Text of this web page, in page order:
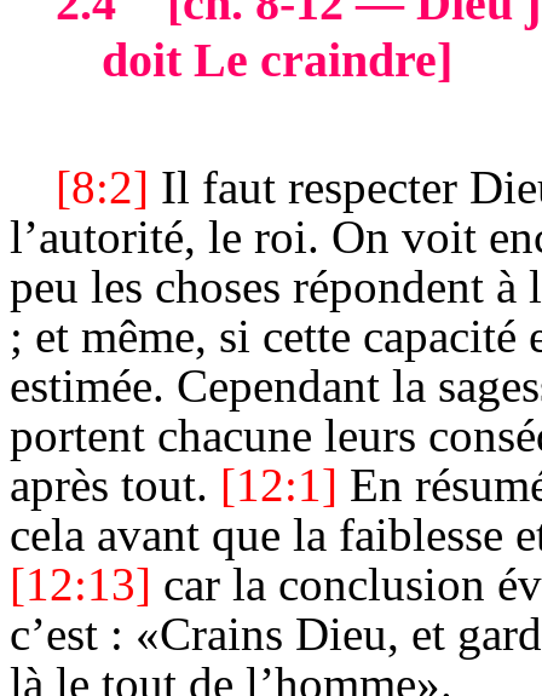
doit Le craindre]
[8:2] Il faut respecter
l’autorité, le roi. On voit
peu les choses répondent à
; et même, si cette
estimée. Cependant la
portent chacune leurs
après tout. [12:1] En
cela avant que la faiblesse
[12:13] car la conclusion
c’est : «Crains Dieu, et
là le tout de l’homme».